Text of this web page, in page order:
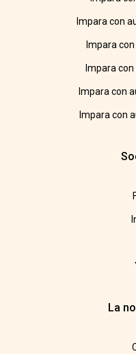
Impara con
Impara
Impara
Impara con
Impara con
La